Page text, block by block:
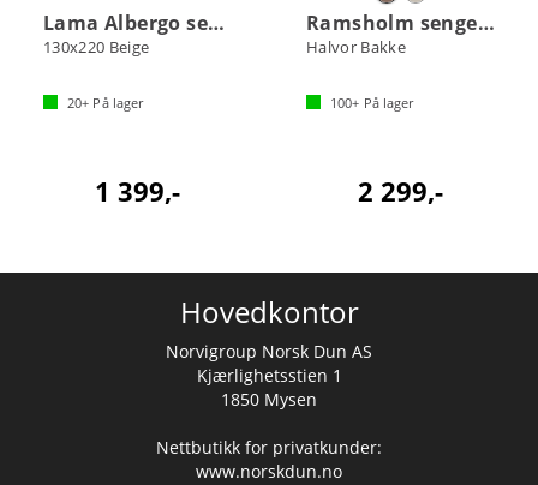
Lama Albergo sengeteppe i bomull/lin
130x220 Beige
20+ På lager
1 399,-
Ramsholm sengeteppe
Halvor Bakke
100+ På lager
2 299,-
Hovedkontor
Norvigroup Norsk Dun AS
Kjærlighetsstien 1
1850 Mysen
Nettbutikk for privatkunder:
www.norskdun.no